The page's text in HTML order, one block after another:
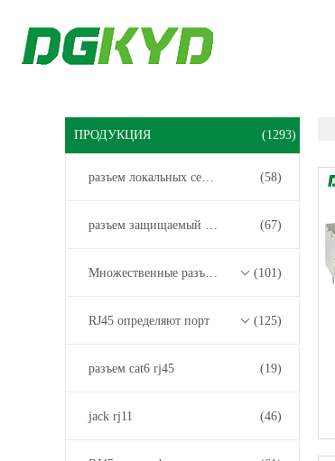
ПРОДУКЦИЯ (1293)
разъем локальных сетей rj45 (58)
разъем защищаемый rj45 (67)
Множественные разъемы порта RJ45 (101)
RJ45 определяют порт (125)
разъем cat6 rj45 (19)
jack rj11 (46)